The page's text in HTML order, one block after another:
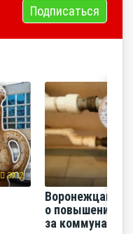
Подписаться
3912
Воронежцам
о повышении
за